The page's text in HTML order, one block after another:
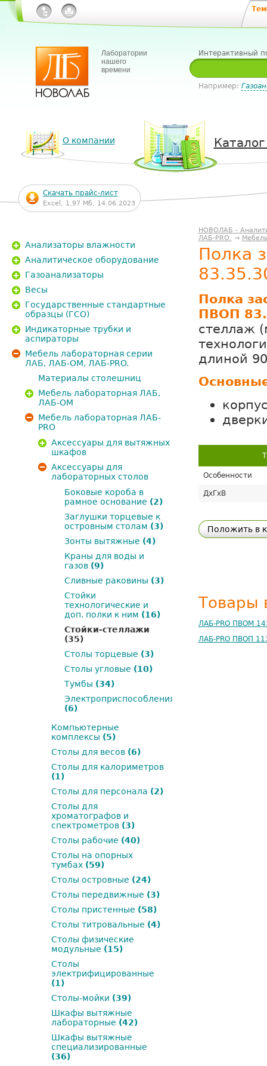
Лаборатории
нашего
времени
Интерактивный
Например:
О компании
Скачать прайс-лист
Excel, 1,97 Мб, 14.06.2023
НОВОЛАБ -
ЛАБ-PRO. →
Полка
Полка
ПВОП
стеллаж
длиной
Особенности
ДхГхВ
Положить в
Товары
ЛАБ-PRO ПВОМ
ЛАБ-PRO ПВОП
Анализаторы влажности
Аналитическое оборудование
Газоанализаторы
Весы
Государственные стандартные
образцы (ГСО)
Индикаторные трубки и
аспираторы
Мебель лабораторная серии
ЛАБ, ЛАБ-ОМ, ЛАБ-PRO.
Материалы столешниц
Мебель лабораторная ЛАБ,
ЛАБ-ОМ
Мебель лабораторная ЛАБ-
PRO
Аксессуары для вытяжных
шкафов
Аксессуары для
лабораторных столов
Боковые короба в
рамное основание (2)
Заглушки торцевые к
островным столам (3)
Зонты вытяжные (4)
Краны для воды и
газов (9)
Сливные раковины (3)
Стойки
технологические и
доп. полки к ним (16)
Стойки-стеллажи
(35)
Столы торцевые (3)
Столы угловые (10)
Тумбы (34)
Электроприспособления
(6)
Компьютерные
комплексы (5)
Столы для весов (6)
Столы для калориметров
(1)
Столы для персонала (2)
Столы для
хроматографов и
спектрометров (3)
Столы рабочие (40)
Столы на опорных
тумбах (59)
Столы островные (24)
Столы передвижные (3)
Столы пристенные (58)
Столы титровальные (4)
Столы физические
модульные (15)
Столы
электрифицированные
(1)
Столы-мойки (39)
Шкафы вытяжные
лабораторные (42)
Шкафы вытяжные
специализированные
(36)